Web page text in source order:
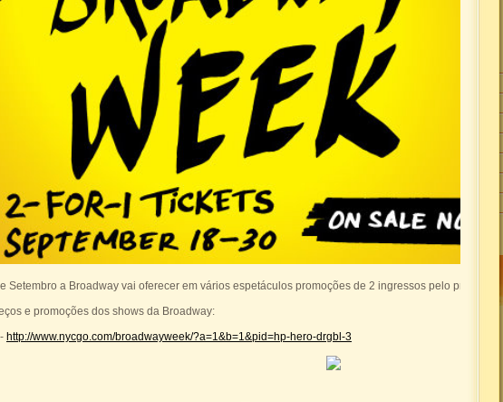
Setembro a Broadway vai oferecer em vários espetáculos promoções de 2 ingressos pelo preço de 1.
e promoções dos shows da Broadway:
http://www.nycgo.com/broadwayweek/?a=1&b=1&pid=hp-hero-drgbl-3